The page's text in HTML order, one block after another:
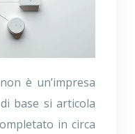
è un’impresa
base si articola
in circa